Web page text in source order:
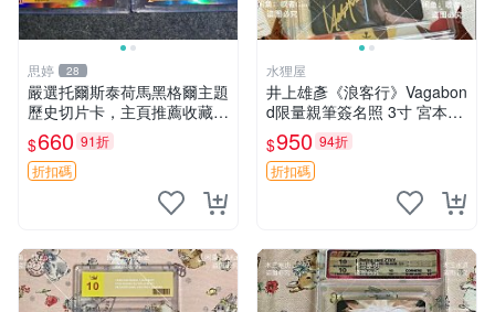
思婷 28
嚴選托爾斯泰荷馬黑格爾主題
歷史切片卡，主頁推薦收藏更
多親拆好卡 歷史切片卡 托爾
斯泰 荷馬 黑格爾
$660 91折
折扣碼
水狸屋
井上雄彥《浪客行》Vagabon
d限量親筆簽名照 3寸 宮本武
藏周邊 含原裝卡磚 經典收藏
品
$950 94折
折扣碼